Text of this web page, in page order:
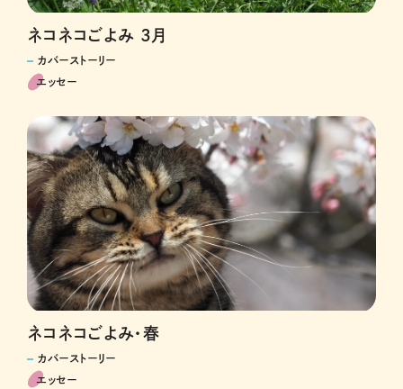
ネコネコごよみ 3月
カバーストーリー
エッセー
ネコネコごよみ・春
カバーストーリー
エッセー